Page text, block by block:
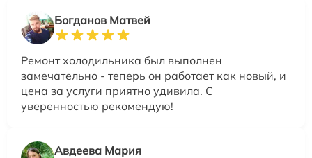
Богданов Матвей
Ремонт холодильника был выполнен
замечательно - теперь он работает как новый, и
цена за услуги приятно удивила. С
уверенностью рекомендую!
Авдеева Мария